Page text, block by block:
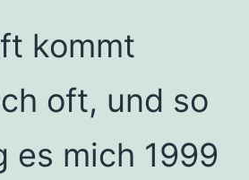
kommt
oft, und so
es mich 1999